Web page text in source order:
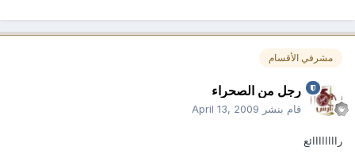
مشرفي الأقسام
رجل من الصحراء
قام بنشر April 13, 2009
راااااااائع